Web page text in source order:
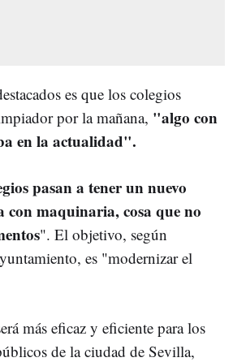
es que los colegios
por la mañana, "algo con
en la actualidad".
pasan a tener un nuevo
con maquinaria, cosa que no
". El objetivo, según
es "modernizar el
más eficaz y eficiente para los
de la ciudad de Sevilla,